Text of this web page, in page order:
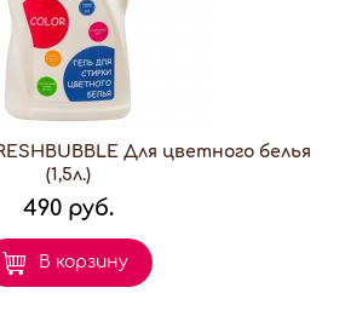
Для цветного белья
(1,5л.)
490 руб.
В корзину